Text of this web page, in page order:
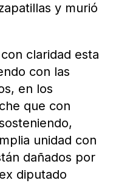
y murió
claridad esta
con las
en los
que con
unidad con
dañados por
diputado